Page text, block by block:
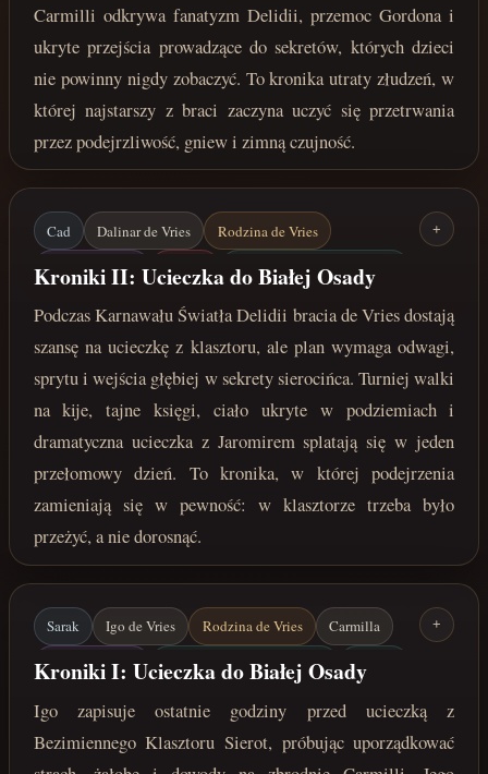
Carmilli odkrywa fanatyzm Delidii, przemoc Gordona i
ukryte przejścia prowadzące do sekretów, których dzieci
nie powinny nigdy zobaczyć. To kronika utraty złudzeń, w
której najstarszy z braci zaczyna uczyć się przetrwania
przez podejrzliwość, gniew i zimną czujność.
Cad Dalinar de Vries
Rodzina de Vries
Kościół Delidii
Delidia
Bezimienny Klasztor Sierot
Karnawał Światła Delidii
Jaromir
Tajne księgi
Ucieczka
lata 212-213 po Zaćmieniu
+
Kroniki II: Ucieczka do Białej Osady
Podczas Karnawału Światła Delidii bracia de Vries dostają
szansę na ucieczkę z klasztoru, ale plan wymaga odwagi,
sprytu i wejścia głębiej w sekrety sierocińca. Turniej walki
na kije, tajne księgi, ciało ukryte w podziemiach i
dramatyczna ucieczka z Jaromirem splatają się w jeden
przełomowy dzień. To kronika, w której podejrzenia
zamieniają się w pewność: w klasztorze trzeba było
przeżyć, a nie dorosnąć.
Sarak Igo de Vries Rodzina de Vries
Carmilla
Kościół Delidii
Bezimienny Klasztor Sierot
Jaromir
Tajne księgi
Biała Osada
22 marca 213 roku po Zaćmieniu
+
Kroniki I: Ucieczka do Białej Osady
Igo zapisuje ostatnie godziny przed ucieczką z
Bezimiennego Klasztoru Sierot, próbując uporządkować